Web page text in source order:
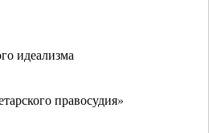
идеализма
правосудия»